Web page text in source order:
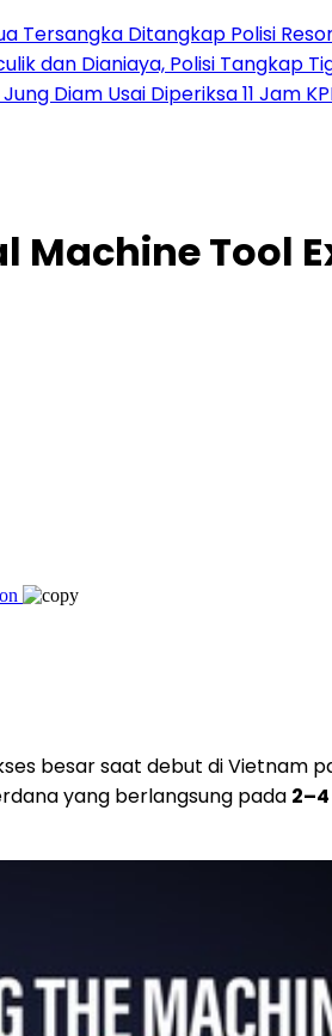
Tersangka Ditangkap Polisi
dan Dianiaya, Polisi Tangkap
Diam Usai Diperiksa 11 Jam
Machine Tool
besar saat debut di Vietnam
yang berlangsung pada